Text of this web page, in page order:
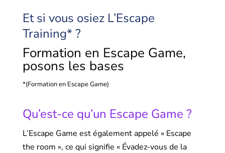
Et si vous osiez L’Escape
Training* ?
Formation en Escape Game,
posons les bases
*(Formation en Escape Game)
Qu’est-ce qu’un Escape Game ?
L’Escape Game est également appelé « Escape
the room », ce qui signifie « Évadez-vous de la